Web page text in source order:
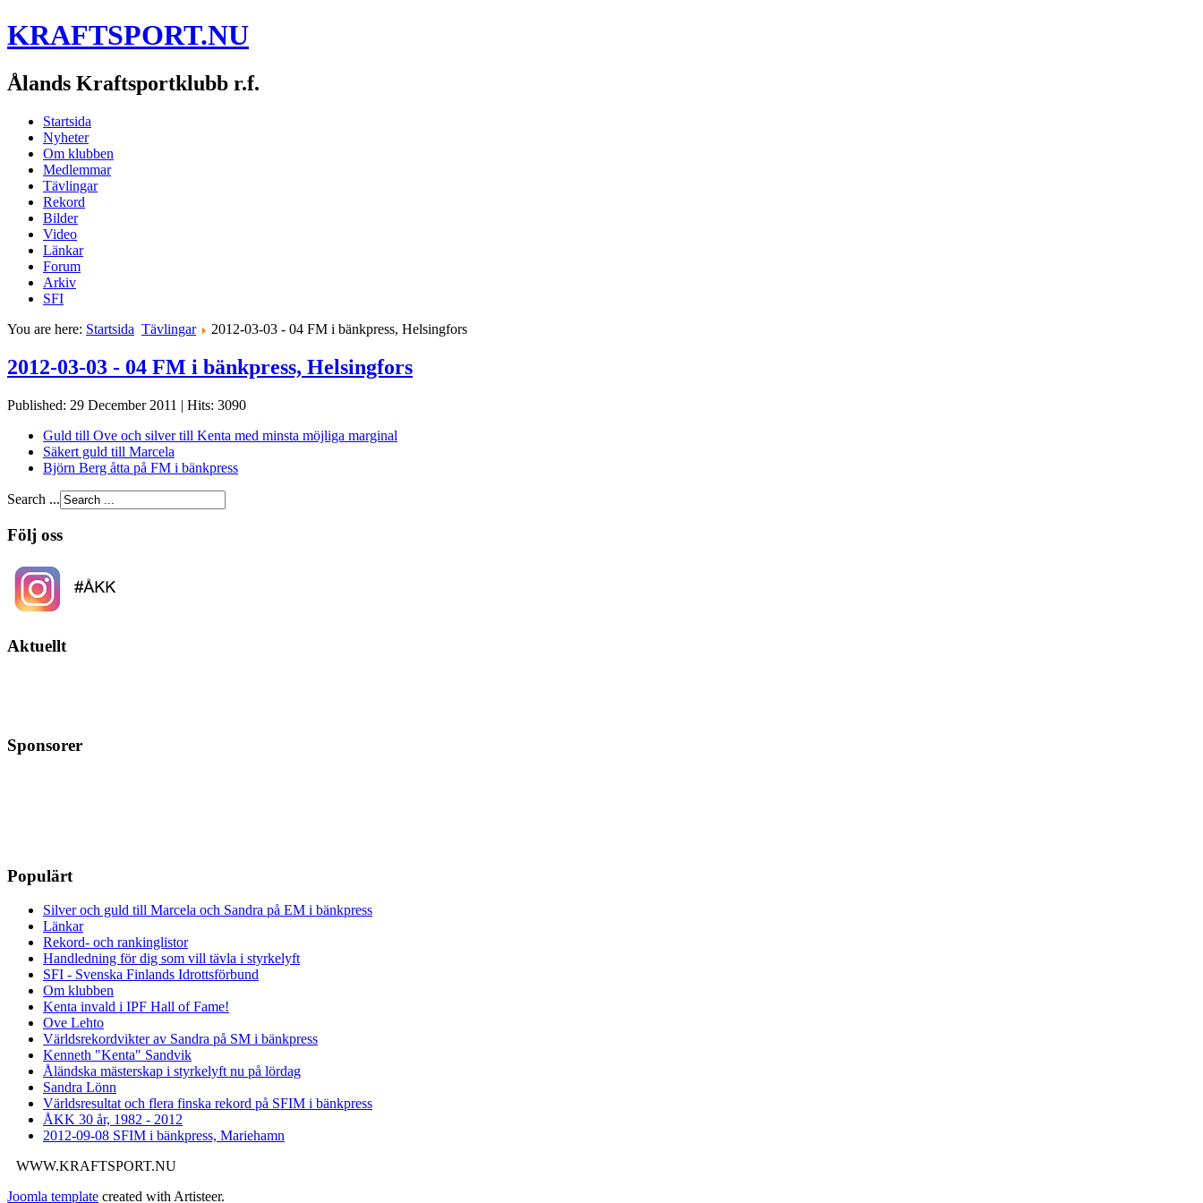
KRAFTSPORT.NU
Ålands Kraftsportklubb r.f.
Startsida
Nyheter
Om klubben
Medlemmar
Tävlingar
Rekord
Bilder
Video
Länkar
Forum
Arkiv
SFI
You are here: Startsida Tävlingar 2012-03-03 - 04 FM i bänkpress, Helsingfors
2012-03-03 - 04 FM i bänkpress, Helsingfors
Published: 29 December 2011 | Hits: 3090
Guld till Ove och silver till Kenta med minsta möjliga marginal
Säkert guld till Marcela
Björn Berg åtta på FM i bänkpress
Search ...
Följ oss
Aktuellt
Sponsorer
Populärt
Silver och guld till Marcela och Sandra på EM i bänkpress
Länkar
Rekord- och rankinglistor
Handledning för dig som vill tävla i styrkelyft
SFI - Svenska Finlands Idrottsförbund
Om klubben
Kenta invald i IPF Hall of Fame!
Ove Lehto
Världsrekordvikter av Sandra på SM i bänkpress
Kenneth "Kenta" Sandvik
Åländska mästerskap i styrkelyft nu på lördag
Sandra Lönn
Världsresultat och flera finska rekord på SFIM i bänkpress
ÅKK 30 år, 1982 - 2012
2012-09-08 SFIM i bänkpress, Mariehamn
WWW.KRAFTSPORT.NU
Joomla template created with Artisteer.